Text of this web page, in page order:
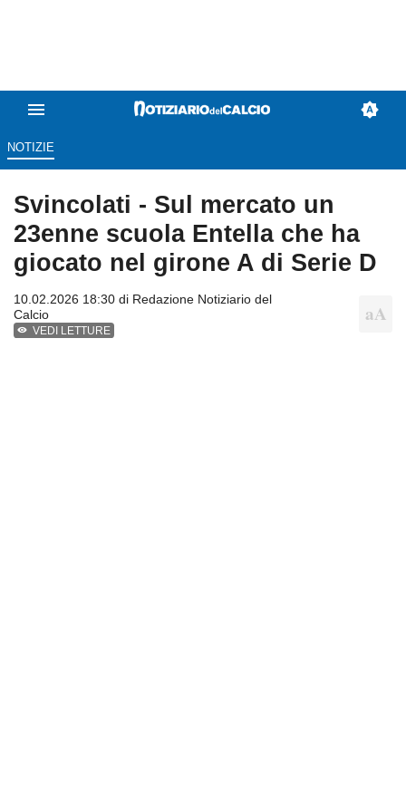
NOTIZIE
Svincolati - Sul mercato un
23enne scuola Entella che ha
giocato nel girone A di Serie D
10.02.2026 18:30 di Redazione Notiziario del
Calcio
VEDI LETTURE